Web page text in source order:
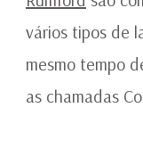
vários tipos de
mesmo tempo
as chamadas